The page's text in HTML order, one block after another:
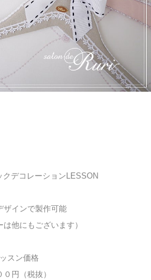
デコレーションLESSON
ザインで製作可能
は他にもございます）
スン価格
０円（税抜）